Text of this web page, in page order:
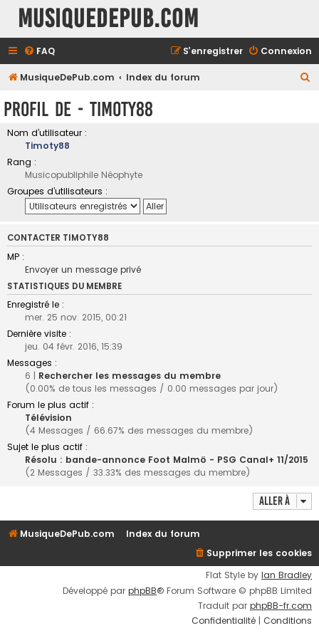
MusiqueDePub.com
FAQ Connexion
S’enregistrer
MusiqueDePub.com Index du forum
r
Profil de - Timoty88
Nom d’utilisateur :
Timoty88
Rang :
Musicopubliphile Néophyte
Groupes d’utilisateurs :
CONTACTER TIMOTY88
MP :
Envoyer un message privé
STATISTIQUES DU MEMBRE
Enregistré le :
mer. 25 nov. 2015, 00:21
Dernière visite :
jeu. 04 févr. 2016, 15:39
Messages :
6 | Rechercher les messages du membre
(0.00% de tous les messages / 0.00 messages par jour)
Forum le plus actif :
Télévision
(4 Messages / 66.67% des messages du membre)
Sujet le plus actif :
Résolu : bande-annonce Foot Malmö - PSG Canal+ 11/2015
(2 Messages / 33.33% des messages du membre)
Aller à
MusiqueDePub.com
Index du forum
Supprimer les cookies
Flat Style by Ian Bradley
Développé par phpBB® Forum Software © phpBB Limited
Traduit par phpBB-fr.com
Confidentialité | Conditions